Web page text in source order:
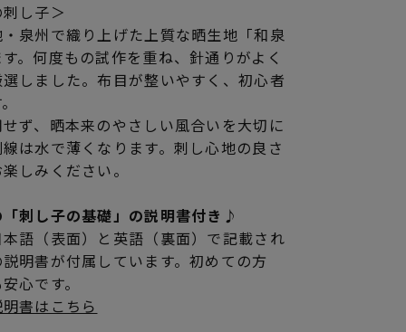
し子＞
泉州で織り上げた上質な晒生地「和泉
。何度もの試作を重ね、針通りがよく
しました。布目が整いやすく、初心者
ず、晒本来のやさしい風合いを大切に
は水で薄くなります。刺し心地の良さ
しみください。
刺し子の基礎」の説明書付き♪
語（表面）と英語（裏面）で記載され
明書が付属しています。初めての方
心です。
書はこちら